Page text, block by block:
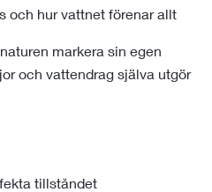
och hur vattnet förenar allt
markera sin egen
och vattendrag själva utgör
tillståndet